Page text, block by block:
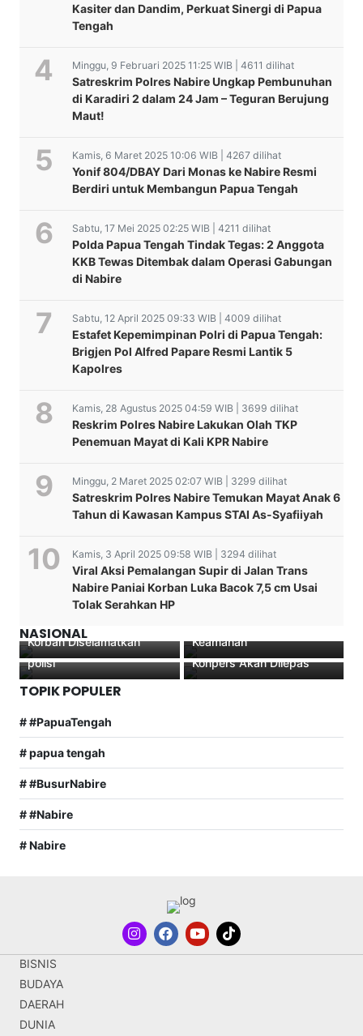
Kasiter dan Dandim, Perkuat Sinergi di Papua
Tengah
Minggu, 9 Februari 2025 11:25 WIB | 4611 dilihat
Satreskrim Polres Nabire Ungkap Pembunuhan
di Karadiri 2 dalam 24 Jam – Teguran Berujung
Maut!
Kamis, 6 Maret 2025 10:06 WIB | 4267 dilihat
Yonif 804/DBAY Dari Monas ke Nabire Resmi
Berdiri untuk Membangun Papua Tengah
Sabtu, 17 Mei 2025 02:25 WIB | 4211 dilihat
Polda Papua Tengah Tindak Tegas: 2 Anggota
KKB Tewas Ditembak dalam Operasi Gabungan
di Nabire
Sabtu, 12 April 2025 09:33 WIB | 4009 dilihat
Estafet Kepemimpinan Polri di Papua Tengah:
Brigjen Pol Alfred Papare Resmi Lantik 5
Kapolres
Kamis, 28 Agustus 2025 04:59 WIB | 3699 dilihat
Reskrim Polres Nabire Lakukan Olah TKP
Penemuan Mayat di Kali KPR Nabire
Minggu, 2 Maret 2025 02:07 WIB | 3299 dilihat
Satreskrim Polres Nabire Temukan Mayat Anak 6
Tahun di Kawasan Kampus STAI As-Syafiiyah
Kamis, 3 April 2025 09:58 WIB | 3294 dilihat
Viral Aksi Pemalangan Supir di Jalan Trans
Nabire Paniai Korban Luka Bacok 7,5 cm Usai
Tolak Serahkan HP
NASIONAL
Polri Tangkap 457
Korban Diselamatkan
Penuh! 700 Personel
Kawal Aksi Mahasiswa
Puncak, Kapolres
Keamanan
Korban Terseret oleh
Jambret,Pelaku dibekuk
polisi
Terungkap! Kapolres
Lampung Timur Disinyalir
Jika Minta Maaf dalam
Konpers Akan Dilepas
TOPIK POPULER
# #PapuaTengah
# papua tengah
# #BusurNabire
# #Nabire
# Nabire
BISNIS
BUDAYA
DAERAH
DUNIA